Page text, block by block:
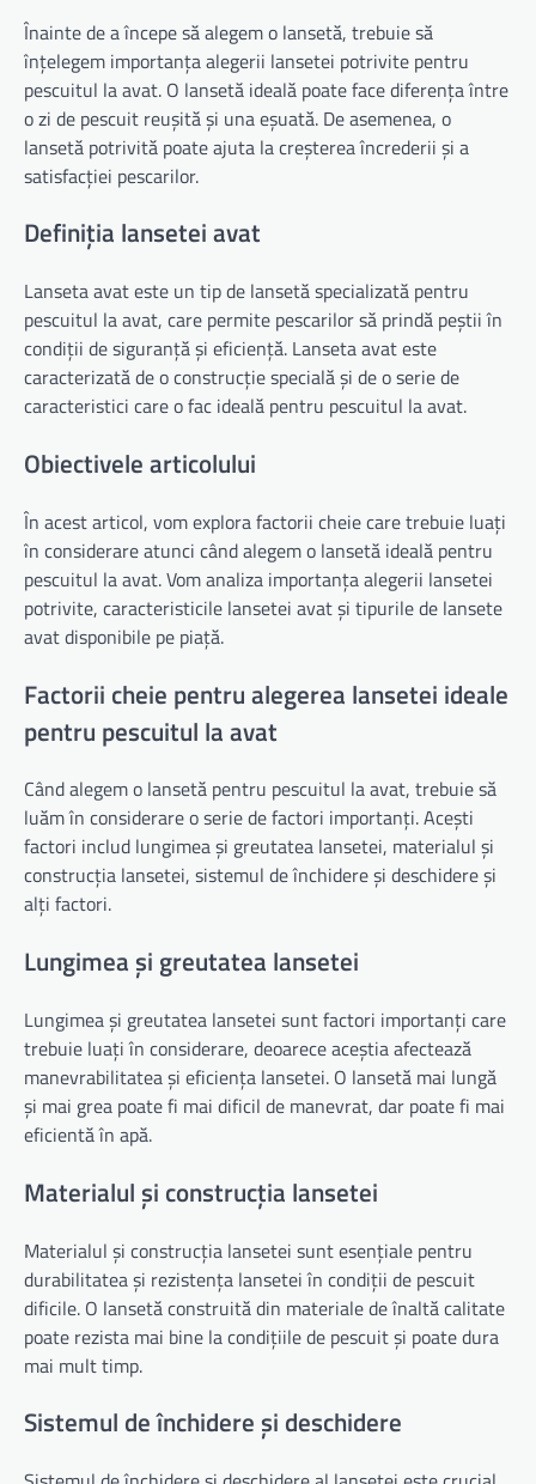
Înainte de a începe să alegem o lansetă, trebuie să
înțelegem importanța alegerii lansetei potrivite pentru
pescuitul la avat. O lansetă ideală poate face diferența între
o zi de pescuit reușită și una eșuată. De asemenea, o
lansetă potrivită poate ajuta la creșterea încrederii și a
satisfacției pescarilor.
Definiția lansetei avat
Lanseta avat este un tip de lansetă specializată pentru
pescuitul la avat, care permite pescarilor să prindă peștii în
condiții de siguranță și eficiență. Lanseta avat este
caracterizată de o construcție specială și de o serie de
caracteristici care o fac ideală pentru pescuitul la avat.
Obiectivele articolului
În acest articol, vom explora factorii cheie care trebuie luați
în considerare atunci când alegem o lansetă ideală pentru
pescuitul la avat. Vom analiza importanța alegerii lansetei
potrivite, caracteristicile lansetei avat și tipurile de lansete
avat disponibile pe piață.
Factorii cheie pentru alegerea lansetei ideale
pentru pescuitul la avat
Când alegem o lansetă pentru pescuitul la avat, trebuie să
luăm în considerare o serie de factori importanți. Acești
factori includ lungimea și greutatea lansetei, materialul și
construcția lansetei, sistemul de închidere și deschidere și
alți factori.
Lungimea și greutatea lansetei
Lungimea și greutatea lansetei sunt factori importanți care
trebuie luați în considerare, deoarece aceștia afectează
manevrabilitatea și eficiența lansetei. O lansetă mai lungă
și mai grea poate fi mai dificil de manevrat, dar poate fi mai
eficientă în apă.
Materialul și construcția lansetei
Materialul și construcția lansetei sunt esențiale pentru
durabilitatea și rezistența lansetei în condiții de pescuit
dificile. O lansetă construită din materiale de înaltă calitate
poate rezista mai bine la condițiile de pescuit și poate dura
mai mult timp.
Sistemul de închidere și deschidere